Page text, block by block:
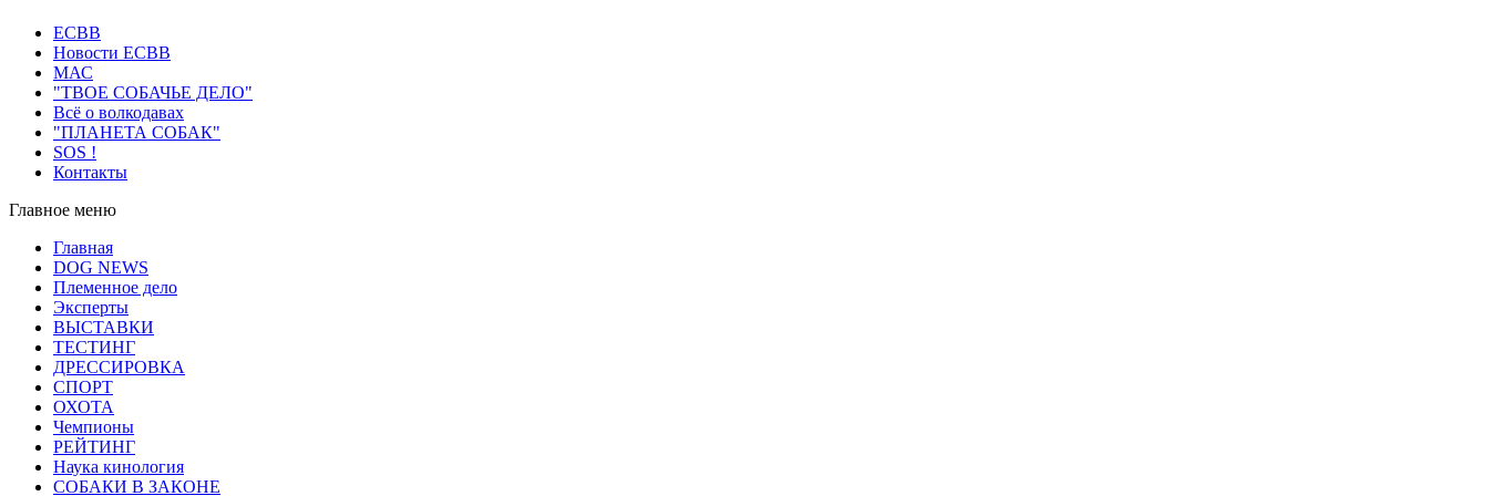
ECВB
Новости ЕСВВ
МАС
"ТВОЕ СОБАЧЬЕ ДЕЛО"
Всё о волкодавах
"ПЛАНЕТА СОБАК"
SOS !
Контакты
Главное меню
Главная
DOG NEWS
Племенное дело
Эксперты
ВЫСТАВКИ
ТЕСТИНГ
ДРЕССИРОВКА
СПОРТ
ОХОТА
Чемпионы
РЕЙТИНГ
Наука кинология
СОБАКИ В ЗАКОНЕ